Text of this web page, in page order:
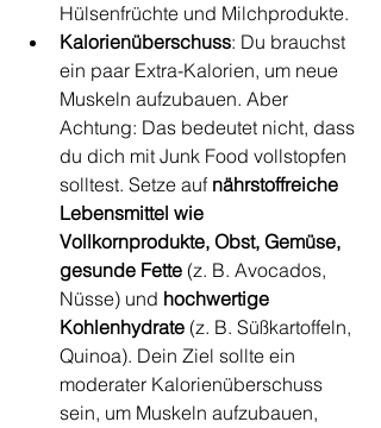
Hülsenfrüchte und Milchprodukte.
Kalorienüberschuss: Du brauchst
ein paar Extra-Kalorien, um neue
Muskeln aufzubauen. Aber
Achtung: Das bedeutet nicht, dass
du dich mit Junk Food vollstopfen
solltest. Setze auf nährstoffreiche
Lebensmittel wie
Vollkornprodukte, Obst, Gemüse,
gesunde Fette (z. B. Avocados,
Nüsse) und hochwertige
Kohlenhydrate (z. B. Süßkartoffeln,
Quinoa). Dein Ziel sollte ein
moderater Kalorienüberschuss
sein, um Muskeln aufzubauen,